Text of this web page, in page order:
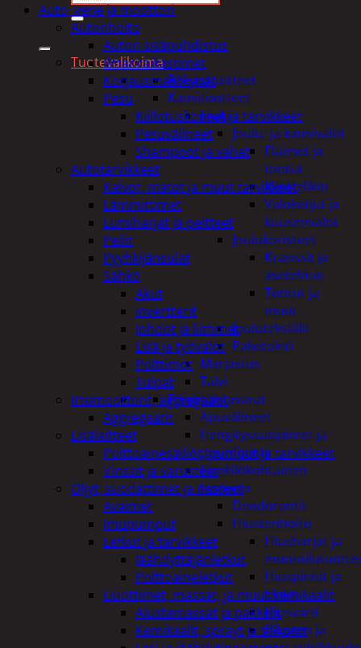
Tuotevalikoima
Poistotuotteet
Kausituotteet
Joulu
Joulu- ja kausivalot
Eläimet ja
tontut
Kyntteliköt
Valoketjut ja
kuusenvalot
Joulukoristeet
Kranssit ja
asetelmat
Tontut ja
muut
Joulutekstiilit
Paketointi
Marjastus
Talvi
Päivittäistavarat
Apuvälineet
Hengityssuojaimet ja
desinfiointi
Henkilökohtainen
hygienia
Deodorantit
Hiustenhoito
Hiusharjat ja
Hiuspinnit ja
lenkit
Hiusvärit
Hiusten ja
Auto, vene ja moottori
Autonhoito
Auton sisäpuhdistus
ilmanraikastimet
Korjausmaalikynät
Pesu
Kiillotuskoneet ja tarvikkeet
Pesuvälineet
Shampoot ja vahat
Autotarvikkeet
Kalvot, matot ja muut tarvikkeet
Lämmittimet
Lumiharjat ja peitteet
Peilit
Pyyhkijänsulat
Sähkö
Akut
invertterit
Johdot ja liittimet
Lisä ja työvalot
Polttimot
Tulpat
Irtomoottorit, aggregaatit
Aggregaatit
Lisälaitteet
Polttoainesäiliöt, pumput ja tarvikkeet
Vinssit ja varusteet
Öljyt, suodattimet ja nesteet
Avaimet
Imupumput
Letkut ja tarvikkeet
Jäähdyttäjänletkut
Polttoaineletkut
Liuottimet, massat, ja muut kemikaalit
Alustamassat ja pakkelit
Kemikaalit, sprayt ja silikonit